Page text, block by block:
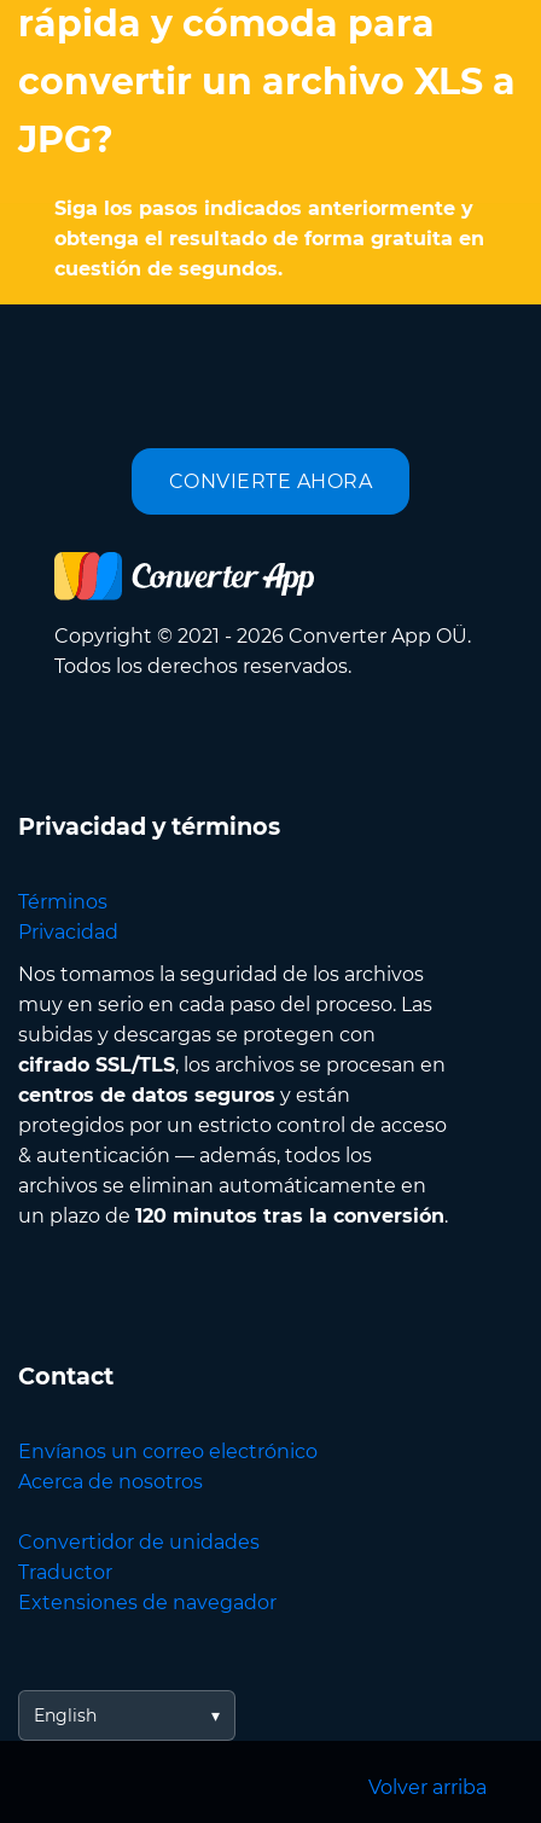
rápida y cómoda para
convertir un archivo XLS a
JPG?
Siga los pasos indicados anteriormente y
obtenga el resultado de forma gratuita en
cuestión de segundos.
CONVIERTE AHORA
Copyright © 2021 - 2026 Converter App OÜ.
Todos los derechos reservados.
Privacidad y términos
Términos
Privacidad
Nos tomamos la seguridad de los archivos
muy en serio en cada paso del proceso. Las
subidas y descargas se protegen con
cifrado SSL/TLS, los archivos se procesan en
centros de datos seguros y están
protegidos por un estricto control de acceso
& autenticación — además, todos los
archivos se eliminan automáticamente en
un plazo de 120 minutos tras la conversión.
Contact
Envíanos un correo electrónico
Acerca de nosotros
Convertidor de unidades
Traductor
Extensiones de navegador
English
Volver arriba